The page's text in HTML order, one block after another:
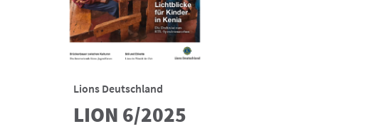
Lions Deutschland
LION 6/2025